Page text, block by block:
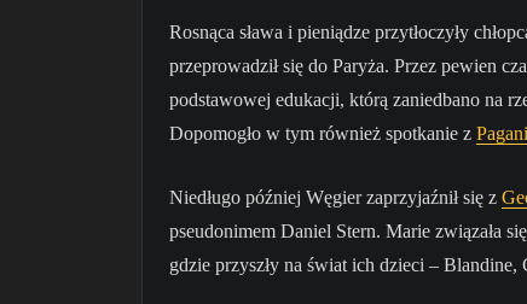
Rosnąca sława i pieniądze przytłoczyły
przeprowadził się do Paryża. Przez pewien
podstawowej edukacji, którą zaniedbano na
Dopomogło w tym również spotkanie z
Niedługo później Węgier zaprzyjaźnił się z
pseudonimem Daniel Stern. Marie związała
gdzie przyszły na świat ich dzieci – Blandine,